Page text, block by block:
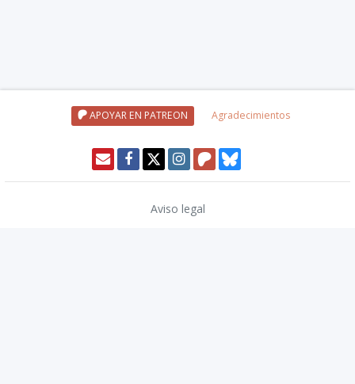
APOYAR EN PATREON Agradecimientos
Aviso legal